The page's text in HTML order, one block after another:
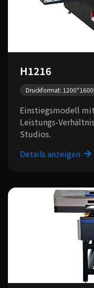
H1216
Druckformat:
Einstiegsmodell
Leistungs-
Studios.
Details anzeigen